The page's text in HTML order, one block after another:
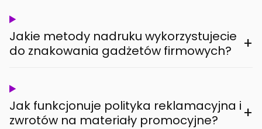
Jakie metody nadruku wykorzystujecie
do znakowania gadżetów firmowych?
+
Jak funkcjonuje polityka reklamacyjna i
zwrotów na materiały promocyjne?
+